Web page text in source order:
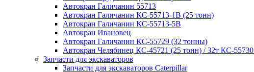
Автокран Галичанин 55713
Автокран Галичанин КС-55713-1В (25 тонн)
Автокран Галичанин КС-55713-5В
Автокран Ивановец
Автокран Галичанин КС-55729 (32 тонны)
Автокран Челябинец КС-45721 (25 тонн) / 32т КС-
Запчасти для экскаваторов
Запчасти для экскаваторов Caterpillar